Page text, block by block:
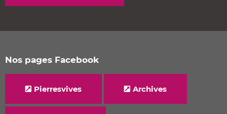
Nos pages Facebook
Pierresvives Archives